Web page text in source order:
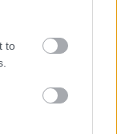
to